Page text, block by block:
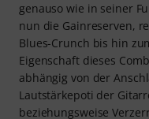
genauso wie in seiner
nun die Gainreserven,
Blues-Crunch bis hin
Eigenschaft dieses
abhängig von der
Lautstärkepoti der
beziehungsweise